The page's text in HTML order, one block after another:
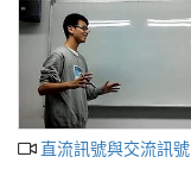
直流訊號與交流訊號